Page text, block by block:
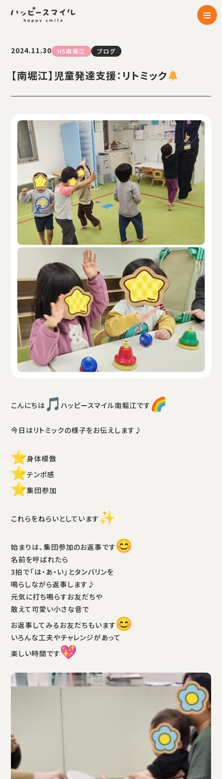
2024.11.30 HS南堀江 ブログ
【南堀江】児童発達支援：リトミック
こんにちは ハッピースマイル南堀江です
今日はリトミックの様子をお伝えします♪
身体模倣
テンポ感
集団参加
これらをねらいとしています
始まりは、集団参加のお返事です
名前を呼ばれたら
3拍で「は・あ・い」とタンバリンを
鳴らしながら返事します♪
元気に打ち鳴らすお友だちや
敢えて可愛い小さな音で
お返事してみるお友だちもいます
いろんな工夫やチャレンジがあって
楽しい時間です